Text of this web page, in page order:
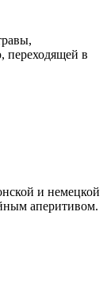
переходящей в
и немецкой
аперитивом.